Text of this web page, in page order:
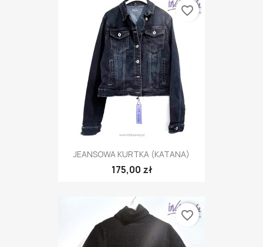
JEANSOWA KURTKA (KATANA)
175,00 zł
favorite_border
favorite_border